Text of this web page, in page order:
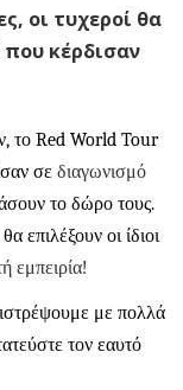
οι τυχεροί θα
που κέρδισαν
το Red World Tour
σε διαγωνισμό
το δώρο τους.
επιλέξουν οι ίδιοι
εμπειρία!
με πολλά
τον εαυτό